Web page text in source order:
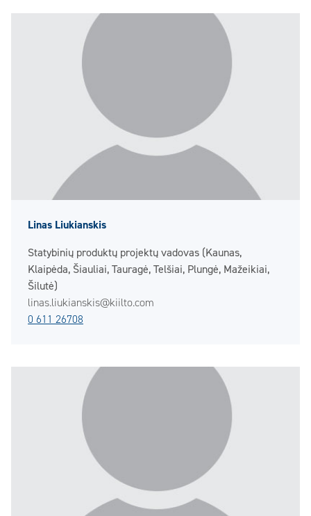
Linas Liukianskis
Statybinių produktų projektų vadovas (Kaunas,
Klaipėda, Šiauliai, Tauragė, Telšiai, Plungė, Mažeikiai,
Šilutė)
linas.liukianskis@kiilto.com
0 611 26708